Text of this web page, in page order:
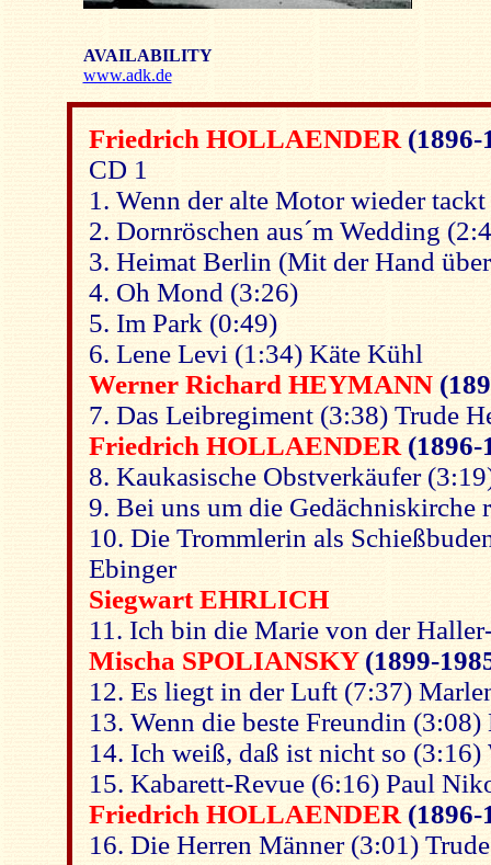
AVAILABILITY
www.adk.de
Friedrich HOLLAENDER (1896-
CD 1
1. Wenn der alte Motor wieder
2. Dornröschen aus´m Wedding
3. Heimat Berlin (Mit der Hand
4. Oh Mond (3:26)
5. Im Park (0:49)
6. Lene Levi (1:34) Käte Kühl
Werner Richard HEYMANN
7. Das Leibregiment (3:38) Trude
Friedrich HOLLAENDER (1896-
8. Kaukasische Obstverkäufer
9. Bei uns um die Gedächniskirche
10. Die Trommlerin als
Ebinger
Siegwart EHRLICH
11. Ich bin die Marie von der
Mischa SPOLIANSKY(1899-
12. Es liegt in der Luft (7:37)
13. Wenn die beste Freundin
14. Ich weiß, daß ist nicht so
15. Kabarett-Revue (6:16) Paul
Friedrich HOLLAENDER (1896-
16. Die Herren Männer (3:01)